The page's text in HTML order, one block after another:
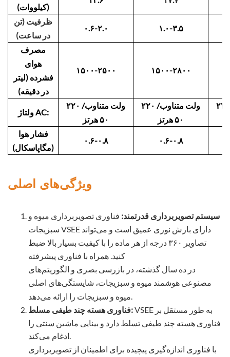
(کیلووات)
ظرفیت (تن
در ساعت)
۰.۶-۲.۰ ۱.۰-۳.۵
مصرف
هوای
فشرده (لیتر
در دقیقه)
۱۵۰۰-۲۵۰۰ ۱۵۰۰-۲۸۰۰
ولتاژ AC:
۲۲۰ ولت متناوب/
۵۰ هرتز
۲۲۰ ولت متناوب/
۵۰ هرتز
ولت متناوب/
فشار هوا
(مگاپاسکال)
۰.۶-۰.۸ ۰.۶-۰.۸
ویژگی‌های اصلی
سیستم تصویربرداری قدرتمند: فناوری تصویربرداری میوه و
سبزیجات VSEE دارای بارش نوری عمیق است و می‌تواند
تصاویر ۳۶۰ درجه از هر ماده را با کیفیت بسیار بالا ضبط
کنید. همراه با فناوری پیشرفته
در ده سال گذشته، در بازرسی بصری و الگوریتم‌های
مصنوعی هوشمند میوه و سبزیجات، شایستگی‌های اصلی
فناوری هسته چند طیفی مسلط:VSEE به طور مستقل بر
فناوری هسته چند طیفی تسلط دارد و بینایی ماشین سنتی را
با فناوری اندازه‌گیری پیچیده برای اطمینان از تصویربرداری